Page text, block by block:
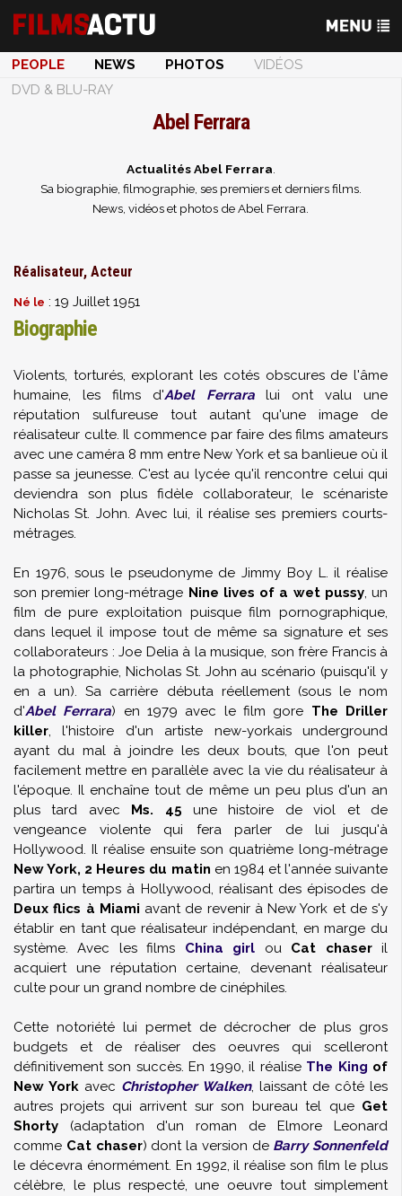
PEOPLE NEWS PHOTOS
VIDÉOS
DVD & BLU-RAY
Abel Ferrara
Actualités Abel Ferrara
Sa biographie, filmographie, ses premiers et derniers films.
News, vidéos et photos de Abel Ferrara.
Réalisateur, Acteur
Né le : 19 Juillet 1951
Biographie
Violents, torturés, explorant les cotés obscures de l'âme
humaine, les films d'Abel Ferraralui ont valu une
réputation sulfureuse tout autant qu'une image de
réalisateur culte. Il commence par faire des films amateurs
avec une caméra 8 mm entre New York et sa banlieue où il
passe sa jeunesse. C'est au lycée qu'il rencontre celui qui
deviendra son plus fidèle collaborateur, le scénariste
Nicholas St. John. Avec lui, il réalise ses premiers courts-
métrages.
En 1976, sous le pseudonyme deJimmy Boy L. il réalise
son premier long-métrage Nine lives of a wet pussy, un
film de pure exploitation puisque film pornographique,
dans lequel il impose tout de même sa signature et ses
collaborateurs : Joe Deliaà la musique, son frère Francisà
la photographie, Nicholas St. John au scénario (puisqu'il y
en a un). Sa carrière débuta réellement (sous le nom
d'Abel Ferrara) en 1979 avec le film gore The Driller
killer, l'histoire d'un artiste new-yorkais underground
ayant du mal à joindre les deux bouts, que l'on peut
facilement mettre en parallèle avec la vie du réalisateur à
l'époque. Il enchaîne tout de même un peu plus d'un an
plus tard avec Ms. 45 une histoire de viol et de
vengeance violente qui fera parler de lui jusqu'à
Hollywood. Il réalise ensuite son quatrième long-métrage
New York, 2 Heures du matin en 1984 et l'année suivante
partira un temps à Hollywood, réalisant des épisodes de
Deux flics à Miami avant de revenir à New York et de s'y
établir en tant que réalisateur indépendant, en marge du
système. Avec les films China girl ou Cat chaseril
acquiert une réputation certaine, devenant réalisateur
culte pour un grand nombre de cinéphiles.
Cette notoriété lui permet de décrocher de plus gros
budgets et de réaliser des oeuvres qui scelleront
définitivement son succès. En 1990, il réalise The King of
New York avec Christopher Walken, laissant de côté les
autres projets qui arrivent sur son bureau tel que Get
Shorty (adaptation d'un roman de Elmore Leonard
comme Cat chaser) dont la version de Barry Sonnenfeld
le décevra énormément. En 1992, il réalise son film le plus
célèbre, le plus respecté, une oeuvre tout simplement